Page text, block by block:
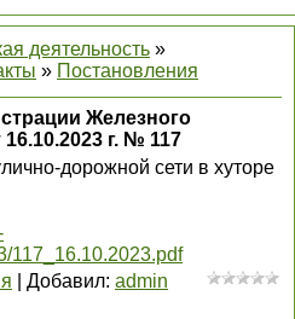
деятельность »
» Постановления
Железного
г. № 117
дорожной сети в хуторе
117_16.10.2023.pdf
Добавил: admin